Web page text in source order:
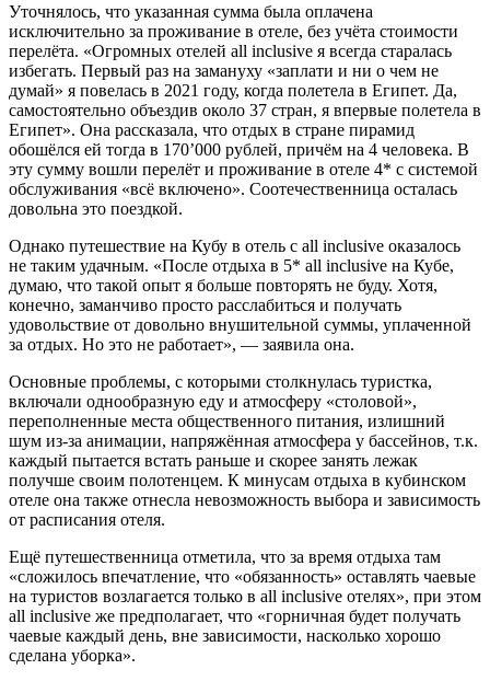
Уточнялось, что указанная сумма была оплачена
исключительно за проживание в отеле, без учёта стоимости
перелёта. «Огромных отелей all inclusive я всегда старалась
избегать. Первый раз на замануху «заплати и ни о чем не
думай» я повелась в 2021 году, когда полетела в Египет. Да,
самостоятельно объездив около 37 стран, я впервые полетела в
Египет». Она рассказала, что отдых в стране пирамид
обошёлся ей тогда в 170’000 рублей, причём на 4 человека. В
эту сумму вошли перелёт и проживание в отеле 4* с системой
обслуживания «всё включено». Соотечественница осталась
довольна это поездкой.
Однако путешествие на Кубу в отель с all inclusive оказалось
не таким удачным. «После отдыха в 5* all inclusive на Кубе,
думаю, что такой опыт я больше повторять не буду. Хотя,
конечно, заманчиво просто расслабиться и получать
удовольствие от довольно внушительной суммы, уплаченной
за отдых. Но это не работает», — заявила она.
Основные проблемы, с которыми столкнулась туристка,
включали однообразную еду и атмосферу «столовой»,
переполненные места общественного питания, излишний
шум из-за анимации, напряжённая атмосфера у бассейнов, т.к.
каждый пытается встать раньше и скорее занять лежак
получше своим полотенцем. К минусам отдыха в кубинском
отеле она также отнесла невозможность выбора и зависимость
от расписания отеля.
Ещё путешественница отметила, что за время отдыха там
«сложилось впечатление, что «обязанность» оставлять чаевые
на туристов возлагается только в all inclusive отелях», при этом
all inclusive же предполагает, что «горничная будет получать
чаевые каждый день, вне зависимости, насколько хорошо
сделана уборка».